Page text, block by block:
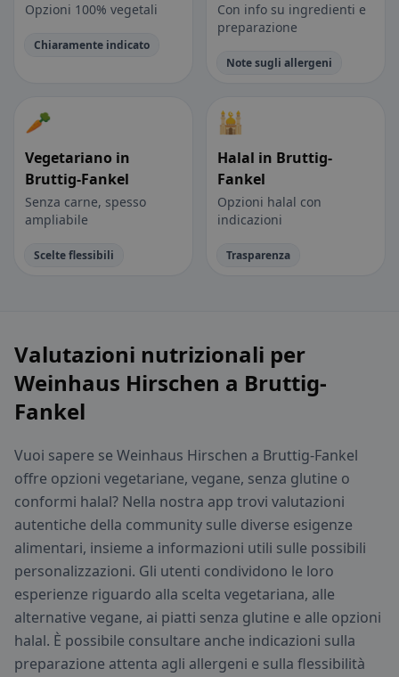
Opzioni 100% vegetali
Chiaramente indicato
Con info su ingredienti e
preparazione
Note sugli allergeni
🥕
Vegetariano in
Bruttig-Fankel
Senza carne, spesso
ampliabile
Scelte flessibili
🕌
Halal in Bruttig-
Fankel
Opzioni halal con
indicazioni
Trasparenza
Valutazioni nutrizionali per
Weinhaus Hirschen a Bruttig-
Fankel
Vuoi sapere se Weinhaus Hirschen a Bruttig-Fankel
offre opzioni vegetariane, vegane, senza glutine o
conformi halal? Nella nostra app trovi valutazioni
autentiche della community sulle diverse esigenze
alimentari, insieme a informazioni utili sulle possibili
personalizzazioni. Gli utenti condividono le loro
esperienze riguardo alla scelta vegetariana, alle
alternative vegane, ai piatti senza glutine e alle opzioni
halal. È possibile consultare anche indicazioni sulla
preparazione attenta agli allergeni e sulla flessibilità